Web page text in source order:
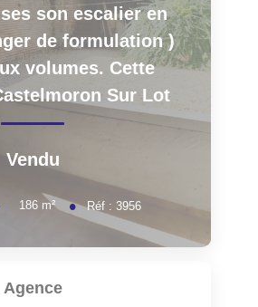
son escalier en
de formulation )
volumes. Cette
Sur Lot
Vendu
186 m² Réf :3956
Agence